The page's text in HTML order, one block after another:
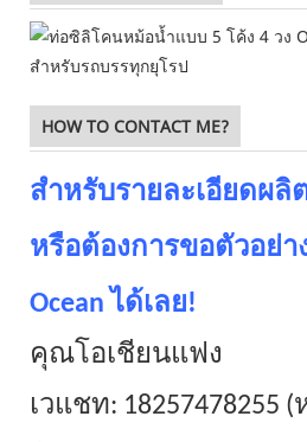
HOW TO CONTACT ME?
สำหรับรายละเอียดผ
หรือต้องการขอตัวอย่
Ocean ได้เลย!
คุณโอเชียนแฟง
เวแชท: 18257478255